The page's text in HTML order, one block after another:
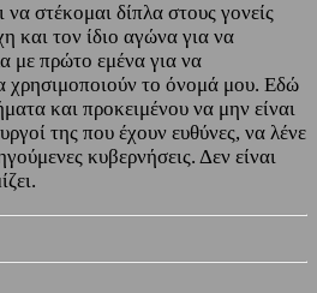
στέκομαι δίπλα στους γονείς
και τον ίδιο αγώνα για να
με πρώτο εμένα για να
χρησιμοποιούν το όνομά μου. Εδώ
και προκειμένου να μην είναι
της που έχουν ευθύνες, να λένε
κυβερνήσεις. Δεν είναι